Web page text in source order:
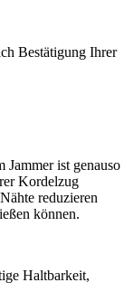
Bestätigung Ihrer
Jammer ist genauso
Kordelzug
reduzieren
können.
Haltbarkeit,